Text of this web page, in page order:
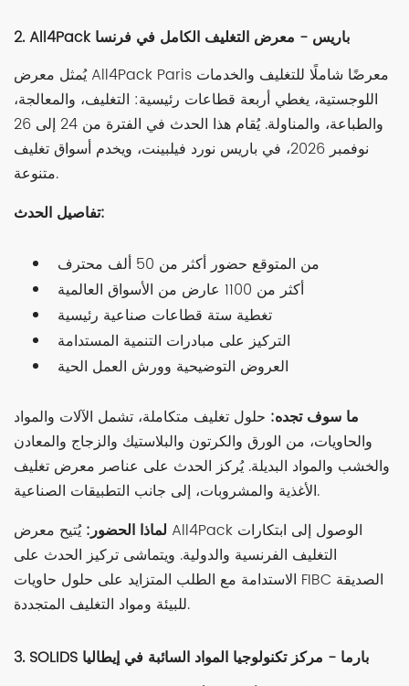
2. All4Pack باريس - معرض التغليف الكامل في فرنسا
يُمثل معرض All4Pack Paris معرضًا شاملًا للتغليف والخدمات
اللوجستية، يغطي أربعة قطاعات رئيسية: التغليف، والمعالجة،
والطباعة، والمناولة. يُقام هذا الحدث في الفترة من 24 إلى 26
نوفمبر 2026، في باريس نورد فيلبينت، ويخدم أسواق تغليف
متنوعة.
تفاصيل الحدث:
من المتوقع حضور أكثر من 50 ألف محترف
أكثر من 1100 عارض من الأسواق العالمية
تغطية ستة قطاعات صناعية رئيسية
التركيز على مبادرات التنمية المستدامة
العروض التوضيحية وورش العمل الحية
ما سوف تجده: حلول تغليف متكاملة، تشمل الآلات والمواد
والحاويات، من الورق والكرتون والبلاستيك والزجاج والمعادن
والخشب والمواد البديلة. يُركز الحدث على عناصر معرض تغليف
الأغذية والمشروبات، إلى جانب التطبيقات الصناعية.
لماذا الحضور:يُتيح معرض All4Pack الوصول إلى ابتكارات
التغليف الفرنسية والدولية. ويتماشى تركيز الحدث على
الاستدامة مع الطلب المتزايد على حلول حاويات FIBC الصديقة
للبيئة ومواد التغليف المتجددة.
3. SOLIDS بارما - مركز تكنولوجيا المواد السائبة في إيطاليا